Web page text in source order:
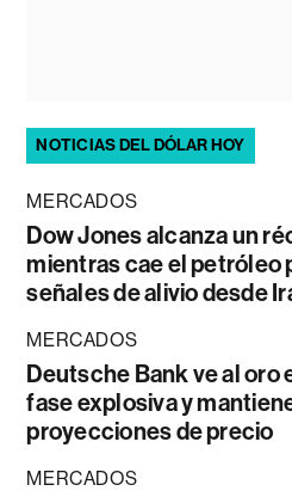
NOTICIAS DEL DÓLAR HOY
MERCADOS
Dow Jones alcanza un
mientras cae el petróleo
señales de alivio desde
MERCADOS
Deutsche Bank ve al oro
fase explosiva y
proyecciones de precio
MERCADOS